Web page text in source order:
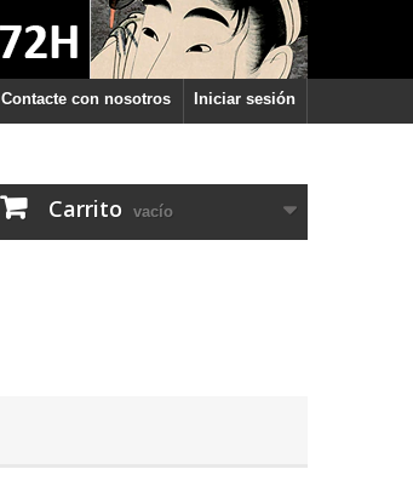
Iniciar sesión
Contacte con nosotros
Carrito vacío